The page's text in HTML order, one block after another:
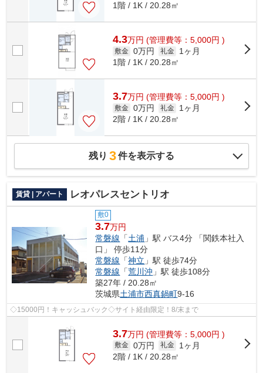
1階 / 1K / 20.28㎡
4.3万円 (管理費等：5,000円 )
敷金 0万円 礼金
1ヶ月
1階 / 1K / 20.28㎡
3.7万円 (管理費等：5,000円 )
敷金 0万円 礼金
1ヶ月
2階 / 1K / 20.28㎡
残り 3件を表示する
賃貸 | アパート レオパレスセントリオ
敷0
3.7万円
常磐線 「土浦 」駅 バス4分 「関鉄本社入
口」 停歩11分
常磐線 「神立 」駅 徒歩74分
常磐線 「荒川沖 」駅 徒歩108分
築27年 / 20.28㎡
茨城県土浦市西真鍋町9-16
◇15000円！キャッシュバック◇サイト経由限定！8/末まで
3.7万円 (管理費等：5,000円 )
敷金 0万円 礼金
1ヶ月
2階 / 1K / 20.28㎡